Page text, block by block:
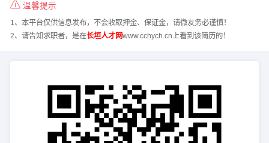
温馨提示
1、本平台仅供信息发布，不会收取押金、保证金，请微友务必谨慎！
2、请告知求职者，是在长垣人才网www.cchych.cn上看到该简历的！